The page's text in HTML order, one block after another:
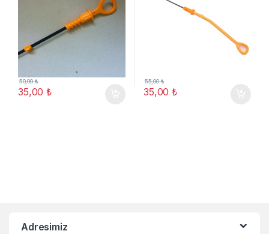
35,00₺
50,00₺
35,00₺
55,00₺
Adresimiz